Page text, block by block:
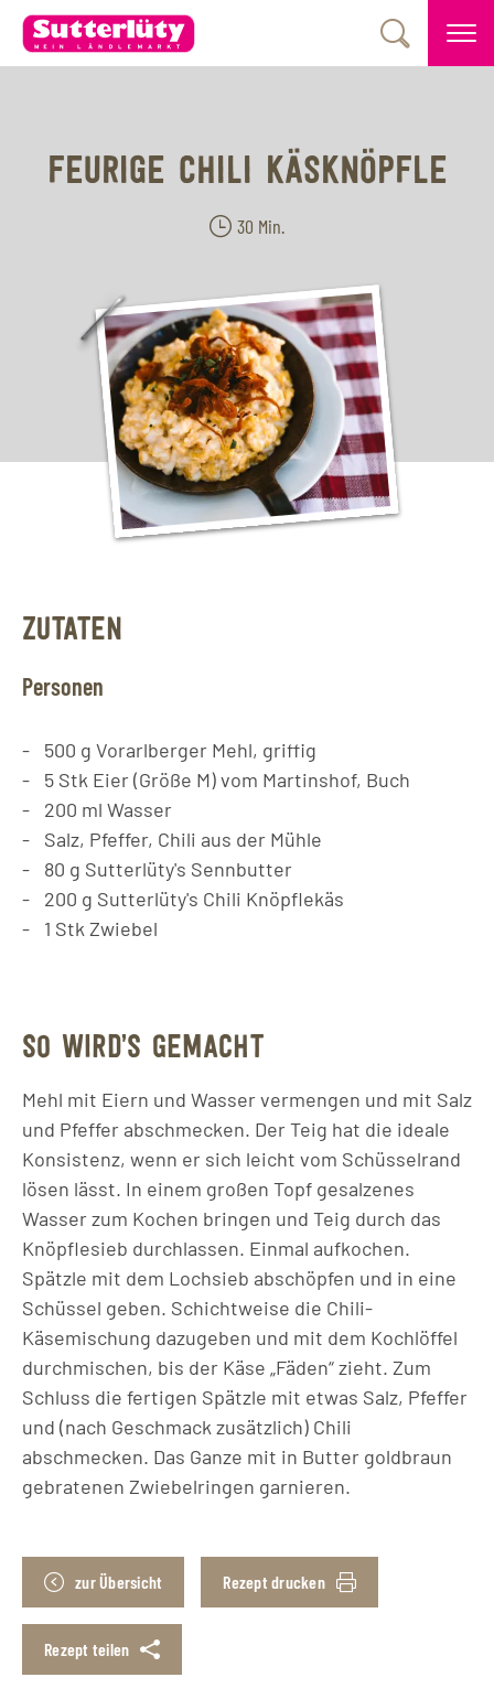
FEURIGE CHILI KÄSKNÖPFLE
30 Min.
ZUTATEN
Personen
500 g Vorarlberger Mehl, griffig
5 Stk Eier (Größe M) vom Martinshof, Buch
200 ml Wasser
Salz, Pfeffer, Chili aus der Mühle
80 g Sutterlüty's Sennbutter
200 g Sutterlüty's Chili Knöpflekäs
1 Stk Zwiebel
SO WIRD’S GEMACHT
Mehl mit Eiern und Wasser vermengen und mit Salz
und Pfeffer abschmecken. Der Teig hat die ideale
Konsistenz, wenn er sich leicht vom Schüsselrand
lösen lässt. In einem großen Topf gesalzenes
Wasser zum Kochen bringen und Teig durch das
Knöpflesieb durchlassen. Einmal aufkochen.
Spätzle mit dem Lochsieb abschöpfen und in eine
Schüssel geben. Schichtweise die Chili-
Käsemischung dazugeben und mit dem Kochlöffel
durchmischen, bis der Käse „Fäden“ zieht. Zum
Schluss die fertigen Spätzle mit etwas Salz, Pfeffer
und (nach Geschmack zusätzlich) Chili
abschmecken. Das Ganze mit in Butter goldbraun
gebratenen Zwiebelringen garnieren.
zur Übersicht Rezept drucken
Rezept teilen